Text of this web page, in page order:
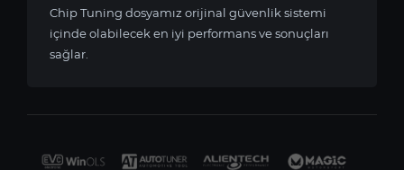
Chip Tuning dosyamız orijinal güvenlik sistemi
içinde olabilecek en iyi performans ve sonuçları
sağlar.